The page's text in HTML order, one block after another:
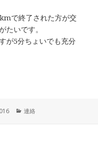
で終了された方が交
たいです。
が5分ちょいでも充分
カ
連絡